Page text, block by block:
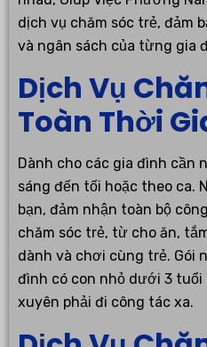
dịch vụ chăm sóc trẻ, đảm
và ngân sách của từng gia
Dịch Vụ
Toàn Thời
Dành cho các gia đình cần
sáng đến tối hoặc theo ca.
bạn, đảm nhận toàn bộ
chăm sóc trẻ, từ cho ăn,
dành và chơi cùng trẻ. Gói
đình có con nhỏ dưới 3
xuyên phải đi công tác xa.